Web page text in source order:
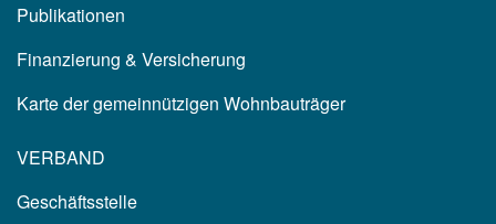
Publikationen
Finanzierung & Versicherung
Karte der gemeinnützigen Wohnbauträger
VERBAND
Geschäftsstelle